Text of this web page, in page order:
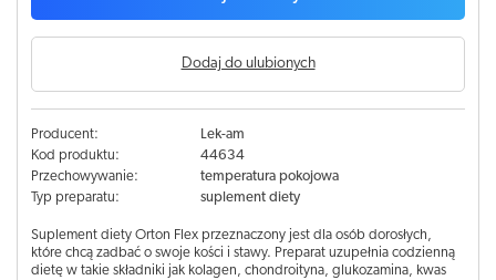
Dodaj do ulubionych
Producent:
Lek-am
Kod produktu:
44634
Przechowywanie:
temperatura pokojowa
Typ preparatu:
suplement diety
Suplement diety Orton Flex przeznaczony jest dla osób dorosłych,
które chcą zadbać o swoje kości i stawy. Preparat uzupełnia codzienną
dietę w takie składniki jak kolagen, chondroityna, glukozamina, kwas